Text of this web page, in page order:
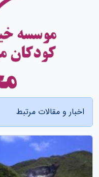
اخبار و مقالات مرتبط